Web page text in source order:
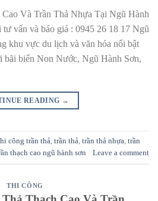
Và Trần Thả Nhựa Tại Ngũ Hành
vấn và báo giá : 0945 26 18 17 Ngũ
khu vực du lịch và văn hóa nổi bật
bãi biển Non Nước, Ngũ Hành Sơn,
READING →
công trần thả, trần thả, trần thả nhựa, trần
thạch cao ngũ hành sơn Leave a comment
THI CÔNG